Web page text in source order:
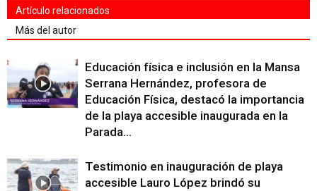
Artículo relacionados
Más del autor
Educación física e inclusión en la Mansa
Serrana Hernández, profesora de
Educación Física, destacó la importancia
de la playa accesible inaugurada en la
Parada...
Testimonio en inauguración de playa
accesible Lauro López brindó su